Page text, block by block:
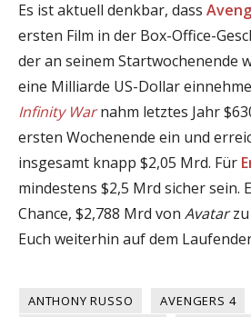
Es ist aktuell denkbar, dass
ersten Film in der Box-Office-
der an seinem Startwochenende
eine Milliarde US-Dollar
Infinity Warnahm letztes Jahr
ersten Wochenende ein und
insgesamt knapp $2,05 Mrd. Für
mindestens $2,5 Mrd sicher sein.
Chance, $2,788 Mrd von Avatarzu
Euch weiterhin auf dem
ANTHONY RUSSO
AVENGERS 4